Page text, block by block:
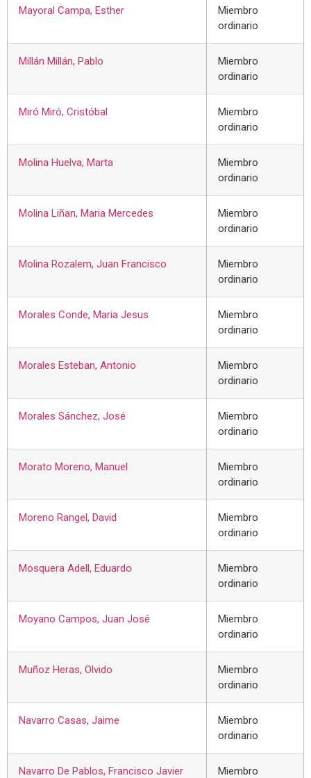
Mayoral Campa, Esther
Miembro
ordinario
Millán Millán, Pablo
Miembro
ordinario
Miró Miró, Cristóbal
Miembro
ordinario
Molina Huelva, Marta
Miembro
ordinario
Molina Liñan, Maria Mercedes
Miembro
ordinario
Molina Rozalem, Juan Francisco
Miembro
ordinario
Morales Conde, Maria Jesus
Miembro
ordinario
Morales Esteban, Antonio
Miembro
ordinario
Morales Sánchez, José
Miembro
ordinario
Morato Moreno, Manuel
Miembro
ordinario
Moreno Rangel, David
Miembro
ordinario
Mosquera Adell, Eduardo
Miembro
ordinario
Moyano Campos, Juan José
Miembro
ordinario
Muñoz Heras, Olvido
Miembro
ordinario
Navarro Casas, Jaime
Miembro
ordinario
Navarro De Pablos, Francisco Javier
Miembro